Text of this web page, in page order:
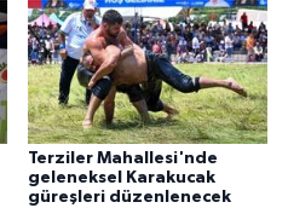
Terziler Mahallesi'nde
geleneksel Karakucak
güreşleri düzenlenecek